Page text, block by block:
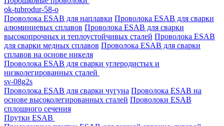
ok-tubrodur-58-o
Проволока ESAB для наплавки Проволока ESAB для сварки
алюминиевых сплавов Проволока ESAB для сварки
высокопрочных и теплоустойчивых сталей Проволока ESAB
для сварки медных сплавов Проволока ESAB для сварки
сплавов на основе никеля
Проволока ESAB для сварки углеродистых и
низколегированных сталей
sv-08g2s
Проволока ESAB для сварки чугуна Проволока ESAB на
основе высоколегированных сталей Проволоки ESAB
сплошного сечения
Прутки ESAB